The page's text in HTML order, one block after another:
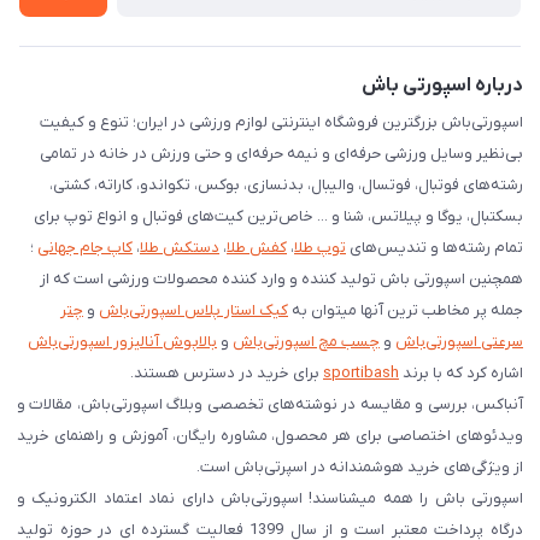
درباره اسپورتی باش
اسپورتی‌باش بزرگترین فروشگاه اینترنتی لوازم ورزشی در ایران؛ تنوع و کیفیت
بی‌نظیر وسایل ورزشی حرفه‌ای و نیمه حرفه‌ای و حتی ورزش در خانه در تمامی
رشته‌های فوتبال، فوتسال، والیبال، بدنسازی، بوکس، تکواندو، کاراته، کشتی،
بسکتبال، یوگا و پیلاتس، شنا و ... خاص‌ترین کیت‌های فوتبال و انواع توپ برای
تمام رشته‌ها و تندیس‌های توپ طلا، کفش طلا، دستکش طلا، کاپ جام جهانی ؛
همچنین اسپورتی باش تولید کننده و وارد کننده محصولات ورزشی است که از
جمله پر مخاطب ترین آنها میتوان به کیک استار پلاس اسپورتی‌باش و چتر
سرعتی اسپورتی‌باش و چسب مچ اسپورتی‌باش و بالاپوش آنالیزور اسپورتی‌باش
اشاره کرد که با برند sportibash برای خرید در دسترس هستند.
آنباکس، بررسی‌ و مقایسه در نوشته‌های تخصصی وبلاگ اسپورتی‌باش، مقالات و
ویدئوهای اختصاصی برای هر محصول، مشاوره رایگان، آموزش و راهنمای خرید
از ویژگی‌های خرید هوشمندانه در اسپرتی‌باش است.
اسپورتی‌ باش را همه میشناسند! اسپورتی‌باش دارای نماد اعتماد الکترونیک و
درگاه پرداخت معتبر است و از سال 1399 فعالیت گسترده ای در حوزه تولید